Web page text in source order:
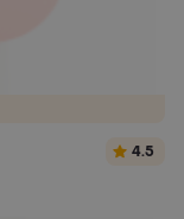
4.5